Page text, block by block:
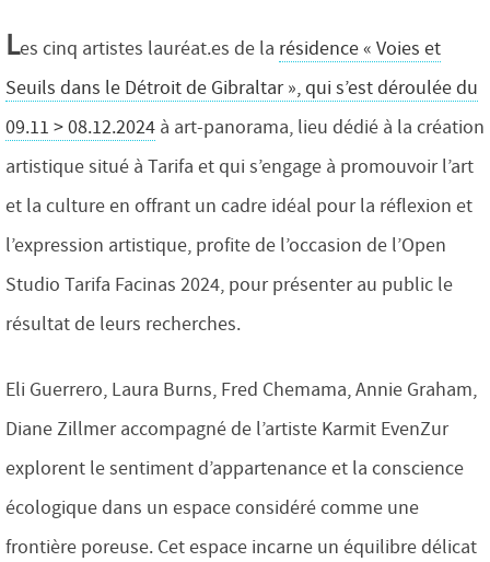
Les cinq artistes lauréat.es de la résidence « Voies et
Seuils dans le Détroit de Gibraltar », qui s’est déroulée du
09.11 > 08.12.2024 à art-panorama, lieu dédié à la création
artistique situé à Tarifa et qui s’engage à promouvoir l’art
et la culture en offrant un cadre idéal pour la réflexion et
l’expression artistique, profite de l’occasion de l’Open
Studio Tarifa Facinas 2024, pour présenter au public le
résultat de leurs recherches.
Eli Guerrero, Laura Burns, Fred Chemama, Annie Graham,
Diane Zillmer accompagné de l’artiste Karmit EvenZur
explorent le sentiment d’appartenance et la conscience
écologique dans un espace considéré comme une
frontière poreuse. Cet espace incarne un équilibre délicat